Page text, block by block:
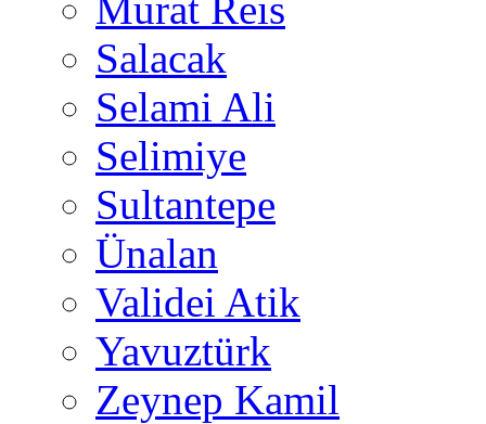
Salacak
Selami Ali
Selimiye
Sultantepe
Ünalan
Validei Atik
Yavuztürk
Zeynep Kamil